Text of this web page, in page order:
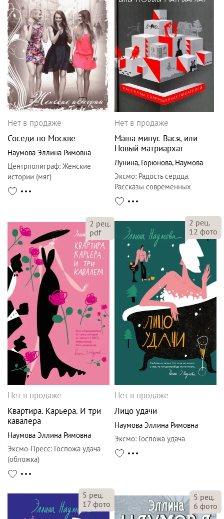
Нет в продаже
Соседи по Москве
Наумова Эллина Римовна
Центрполиграф: Женские
истории (мяг)
Нет в продаже
Маша минус Вася, или
Новый матриархат
Лунина, Горюнова, Наумова
Эксмо: Радость сердца.
Рассказы современных
писателей
2 рец.
pdf
Нет в продаже
Квартира. Карьера. И три
кавалера
Наумова Эллина Римовна
Эксмо-Пресс: Госпожа удача
(обложка)
2 рец.
12 фото
Нет в продаже
Лицо удачи
Наумова Эллина Римовна
Эксмо: Госпожа удача
5 рец.
17 фото
5 рец.
6 фото